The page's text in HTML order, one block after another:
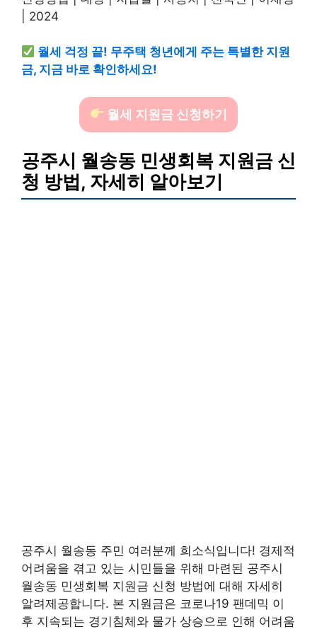
월세 걱정 끝! 무주택 청년에게 주는 특별한 지원
금, 지금 바로 확인하세요!
월세 지원금 신청하기
공주시 월송동 민생회복 지원금 신
청 방법, 자세히 알아보기
공주시 월송동 주민 여러분께 희소식입니다! 경제적
어려움을 겪고 있는 시민들을 위해 마련된 공주시
월송동 민생회복 지원금 신청 방법에 대해 자세히
알려제공합니다. 본 지원금은 코로나19 팬데믹 이
후 지속되는 경기침체와 물가 상승으로 인해 어려움